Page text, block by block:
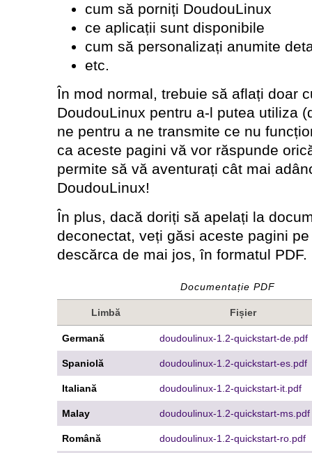
cum să porniți DoudouLinux
ce aplicații sunt disponibile
cum să personalizați anumite
etc.
În mod normal, trebuie să aflați doar
DoudouLinux pentru a-l putea utiliza
ne pentru a ne transmite ce nu
ca aceste pagini vă vor răspunde
permite să vă aventurați cât mai
DoudouLinux!
În plus, dacă doriți să apelați la
deconectat, veți găsi aceste pagini
descărca de mai jos, în formatul PDF.
Documentație PDF
Limbă Fișier
Germană doudoulinux-1.2-quickstart-de.pdf
Spaniolă doudoulinux-1.2-quickstart-es.pdf
Italiană doudoulinux-1.2-quickstart-it.pdf
Malay doudoulinux-1.2-quickstart-ms.pdf
Română doudoulinux-1.2-quickstart-ro.pdf